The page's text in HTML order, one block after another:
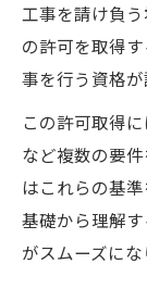
注意
登録や資
解体
る
解体
解説
解体
とは
工事を請け負
の許可を取得
事を行う資格が
この許可取得
など複数の要
はこれらの基
基礎から理解
がスムーズにな